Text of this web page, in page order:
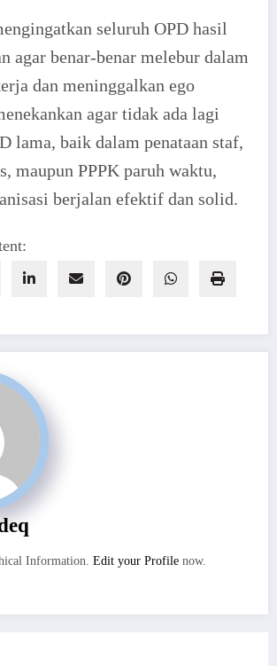
seluruh OPD hasil
agar benar-benar melebur dalam
dan meninggalkan ego
agar tidak ada lagi
lama, baik dalam penataan staf,
maupun PPPK paruh waktu,
berjalan efektif dan solid.
Information. Edit your Profile now.